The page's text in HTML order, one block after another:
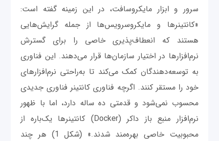
سرور و ابزار مایکروسافت، در این زمینه گفته است:
«کانتینرها و مایکروسرویس‌ها از جمله گرایش‌هایی
هستند که انعطاف‌پذیری خاصی را برای گسترش
نرم‌افزارها در اختیار سازمان‌ها قرار می‌دهند. این فناوری
به توسعه‌دهندگان کمک می‌کند تا به‌راحتی نرم‌افزارهای
خود را مستقر کنند. اگرچه فناوری کانتینر فناوری جدیدی
محسوب نمی‌شود و قدمتی ده ساله دارد، اما با ظهور
نرم‌افزار منبع باز داکر (Docker) کانتینرها یک‌باره از
محبوبیت خاصی بهره‌مند شدند.» (شکل 1) هر چند